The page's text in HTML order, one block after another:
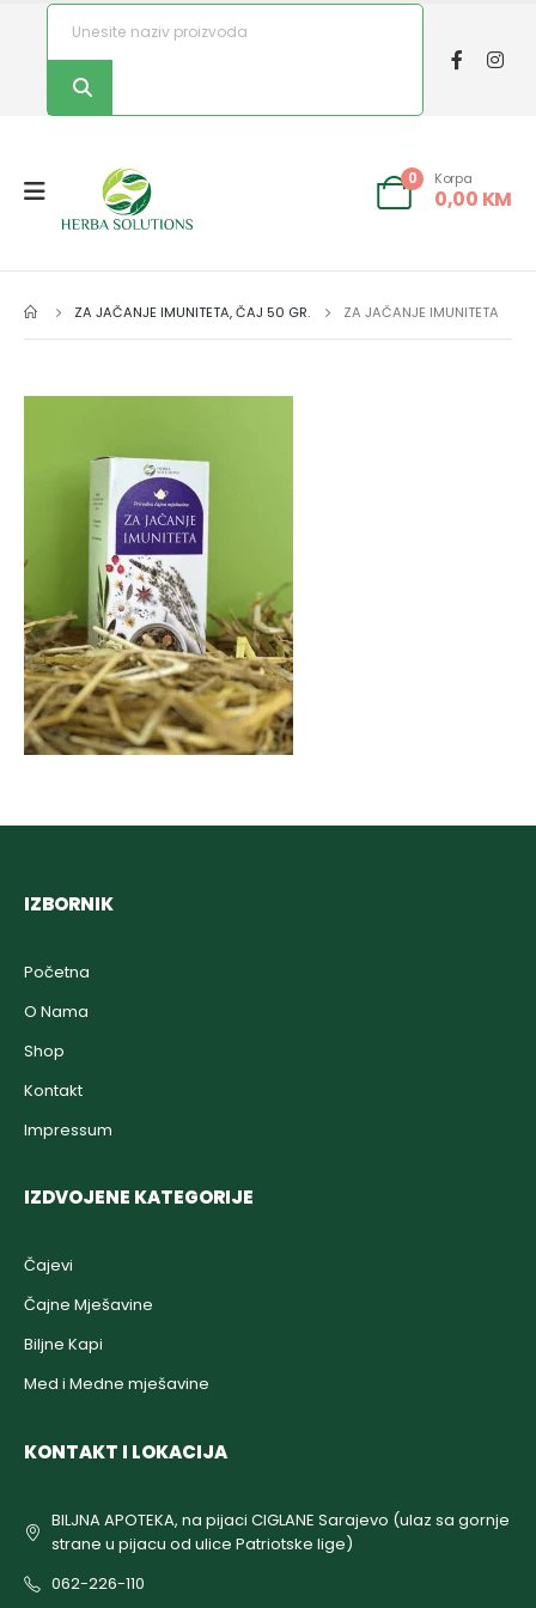
0 Korpa
0,00 KM
ZA JAČANJE IMUNITETA, ČAJ 50 GR. ZA JAČANJE IMUNITETA
IZBORNIK
Početna
O Nama
Shop
Kontakt
Impressum
IZDVOJENE KATEGORIJE
Čajevi
Čajne Mješavine
Biljne Kapi
Med i Medne mješavine
KONTAKT I LOKACIJA
BILJNA APOTEKA, na pijaci CIGLANE Sarajevo (ulaz sa gornje
strane u pijacu od ulice Patriotske lige)
062-226-110